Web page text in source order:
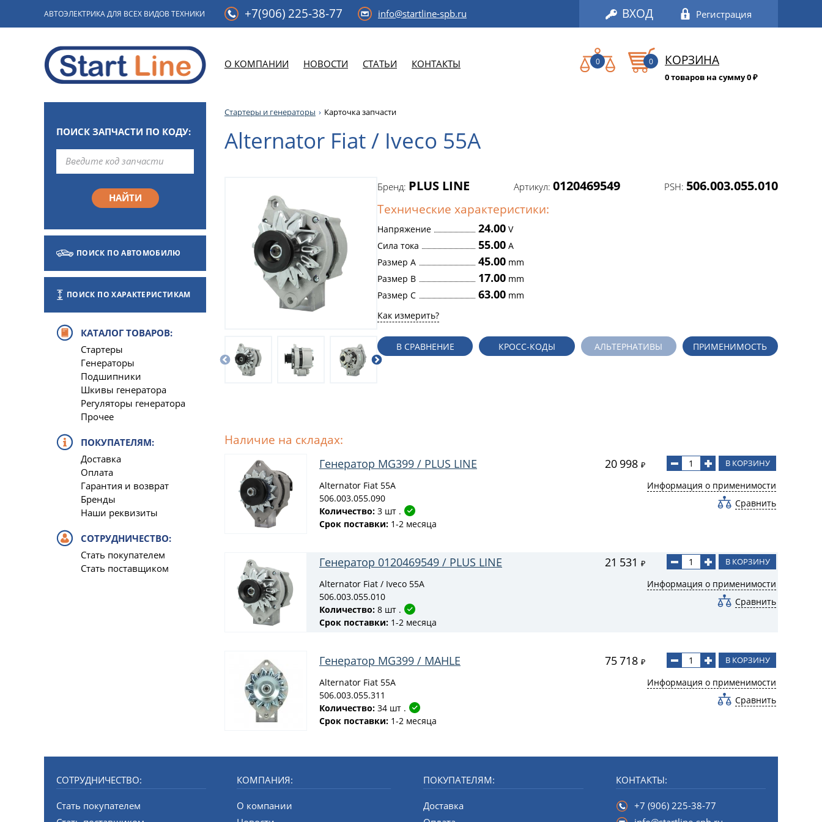
АВТОЭЛЕКТРИКА ДЛЯ ВСЕХ ВИДОВ ТЕХНИКИ +7(906) 225-38-77 info@startline-spb.ru ВХОД Регистрация
О КОМПАНИИ НОВОСТИ СТАТЬИ КОНТАКТЫ 0 0 КОРЗИНА
0 товаров на сумму 0₽
ПОИСК ЗАПЧАСТИ ПО КОДУ:
ПОИСК ПО АВТОМОБИЛЮ
ПОИСК ПО ХАРАКТЕРИСТИКАМ
КАТАЛОГ ТОВАРОВ:
Стартеры
Генераторы
Подшипники
Шкивы генератора
Регуляторы генератора
Прочее
ПОКУПАТЕЛЯМ:
Доставка
Оплата
Гарантия и возврат
Бренды
Наши реквизиты
СОТРУДНИЧЕСТВО:
Стать покупателем
Стать поставщиком
Стартеры и генераторы Карточка запчасти
Alternator Fiat / Iveco 55A
Бренд: PLUS LINE Артикул: 0120469549 PSH: 506.003.055.010
Технические характеристики:
Напряжение 24.00 V
Сила тока
55.00 A
Размер A
45.00 mm
Размер B
17.00 mm
Размер C
63.00 mm
Как измерить?
В СРАВНЕНИЕ КРОСС-КОДЫ АЛЬТЕРНАТИВЫ ПРИМЕНИМОСТЬ
Наличие на складах:
Генератор MG399 / PLUS LINE 20 998 ₽ В КОРЗИНУ
Alternator Fiat 55A
506.003.055.090
Количество: 3 шт .
Срок поставки: 1-2 месяца
Информация о применимости
Сравнить
Генератор 0120469549 / PLUS LINE 21 531 ₽ В КОРЗИНУ
Alternator Fiat / Iveco 55A
506.003.055.010
Количество: 8 шт .
Срок поставки: 1-2 месяца
Информация о применимости
Сравнить
Генератор MG399 / MAHLE 75 718 ₽ В КОРЗИНУ
Alternator Fiat 55A
506.003.055.311
Количество: 34 шт .
Срок поставки: 1-2 месяца
Информация о применимости
Сравнить
СОТРУДНИЧЕСТВО:
Стать покупателем
КОМПАНИЯ:
О компании
ПОКУПАТЕЛЯМ:
Доставка
КОНТАКТЫ:
+7 (906) 225-38-77